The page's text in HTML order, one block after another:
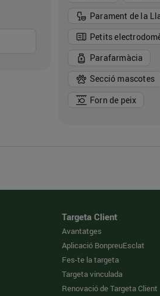
Parament de la
Petits
Parafarmàcia
Secció mascotes
Forn de peix
Targeta Client
Avantatges
Aplicació BonpreuEsclat
Fes-te la targeta
Targeta vinculada
Renovació de Targeta Client